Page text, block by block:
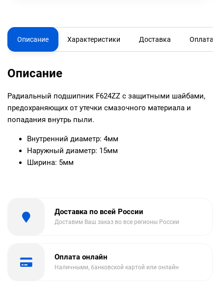
Описание Характеристики Доставка Оплата
Описание
Радиальный подшипник F624ZZ с защитными шайбами,
предохраняющих от утечки смазочного материала и
попадания внутрь пыли.
Внутренний диаметр: 4мм
Наружный диаметр: 15мм
Ширина: 5мм
Доставка по всей России
Доставим Ваш заказ во все регионы России
Оплата онлайн
Наличными, банковской картой или онлайн